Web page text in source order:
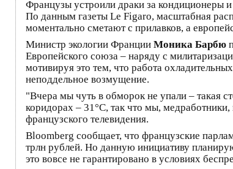
Французы устроили драки за кондиционеры
По данным газеты Le Figaro, масштабная
моментально сметают с прилавков, а
Министр экологии Франции Моника Барбю
Европейского союза – наряду с
мотивируя это тем, что работа
неподдельное возмущение.
"Вчера мы чуть в обморок не упали – такая
коридорах – 31°C, так что мы,
французского телевидения.
Bloomberg сообщает, что французские
трлн рублей. Но данную инициативу
это вовсе не гарантировано в условиях